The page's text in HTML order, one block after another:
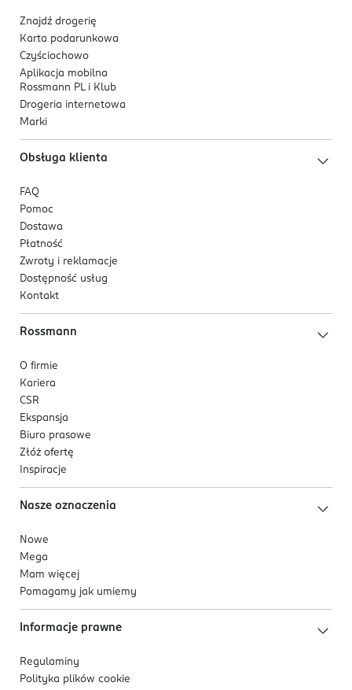
Znajdź drogerię
Karta podarunkowa
Czyściochowo
Aplikacja mobilna
Rossmann PL i Klub
Drogeria internetowa
Marki
Obsługa klienta
FAQ
Pomoc
Dostawa
Płatność
Zwroty i reklamacje
Dostępność usług
Kontakt
Rossmann
O firmie
Kariera
CSR
Ekspansja
Biuro prasowe
Złóż ofertę
Inspiracje
Nasze oznaczenia
Nowe
Mega
Mam więcej
Pomagamy jak umiemy
Informacje prawne
Regulaminy
Polityka plików cookie